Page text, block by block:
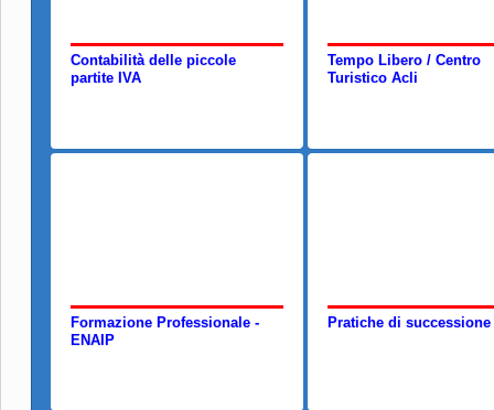
Contabilità delle piccole
partite IVA
Tempo Libero / Centro
Turistico Acli
Formazione Professionale -
ENAIP
Pratiche di successione